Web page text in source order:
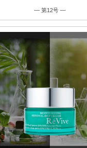
— 第12号 —